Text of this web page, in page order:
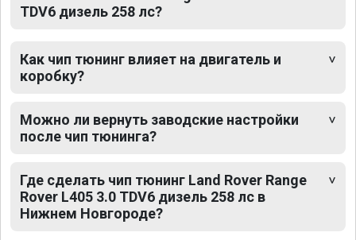
TDV6 дизель 258 лс?
Как чип тюнинг влияет на двигатель и
коробку?
Можно ли вернуть заводские настройки
после чип тюнинга?
Где сделать чип тюнинг Land Rover Range
Rover L405 3.0 TDV6 дизель 258 лс в
Нижнем Новгороде?